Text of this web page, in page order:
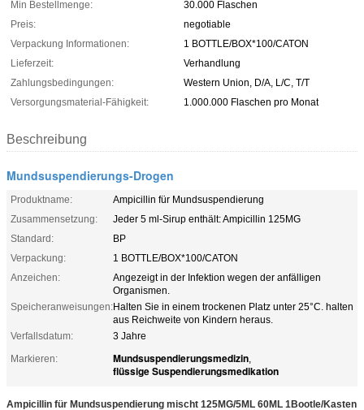
Min Bestellmenge:
30.000 Flaschen
Preis:
negotiable
Verpackung Informationen:
1 BOTTLE/BOX*100/CATON
Lieferzeit:
Verhandlung
Zahlungsbedingungen:
Western Union, D/A, L/C, T/T
Versorgungsmaterial-Fähigkeit:
1.000.000 Flaschen pro Monat
Beschreibung
Mundsuspendierungs-Drogen
Produktname:
Ampicillin für Mundsuspendierung
Zusammensetzung:
Jeder 5 ml-Sirup enthält: Ampicillin 125MG
Standard:
BP
Verpackung:
1 BOTTLE/BOX*100/CATON
Anzeichen:
Angezeigt in der Infektion wegen der anfälligen
Organismen.
Speicheranweisungen:Halten Sie in einem trockenen Platz unter 25°C. halten
aus Reichweite von Kindern heraus.
Verfallsdatum:
3 Jahre
Markieren:
Mundsuspendierungsmedizin,
flüssige Suspendierungsmedikation
Ampicillin für Mundsuspendierung mischt 125MG/5ML 60ML 1Bootle/Kasten